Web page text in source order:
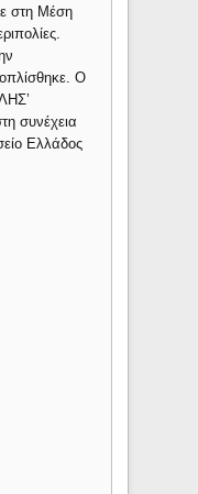
στη Μέση
Ο
συνέχεια
Ελλάδος